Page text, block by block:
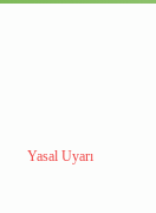
Yasal Uyarı